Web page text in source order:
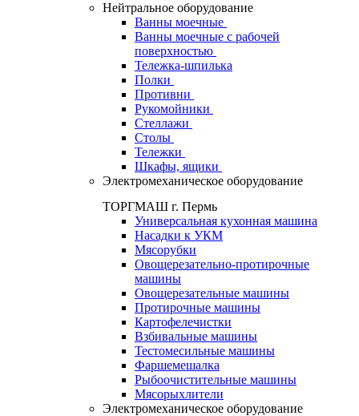
Нейтральное оборудование
Ванны моечные
Ванны моечные с рабочей
поверхностью
Тележка-шпилька
Полки
Противни
Рукомойники
Стеллажи
Столы
Тележки
Шкафы, ящики
Электромеханическое оборудование
ТОРГМАШ г. Пермь
Универсальная кухонная машина
Насадки к УКМ
Мясорубки
Овощерезательно-протирочные
машины
Овощерезательные машины
Протирочные машины
Картофелечистки
Взбивальные машины
Тестомесильные машины
Фаршемешалка
Рыбоочистительные машины
Мясорыхлители
Электромеханическое оборудование